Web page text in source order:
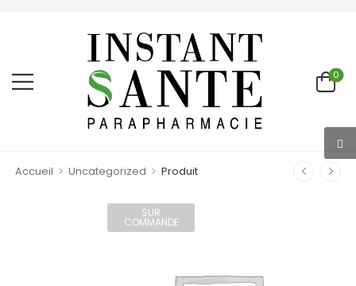
0
Accueil > Uncategorized > Produit
SUR
COMMANDE